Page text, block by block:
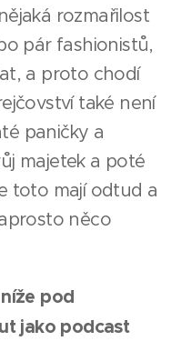
rozmařilost
pár fashionistů,
a proto chodí
také není
paničky a
majetek a poté
toto mají odtud a
něco
pod
jako podcast